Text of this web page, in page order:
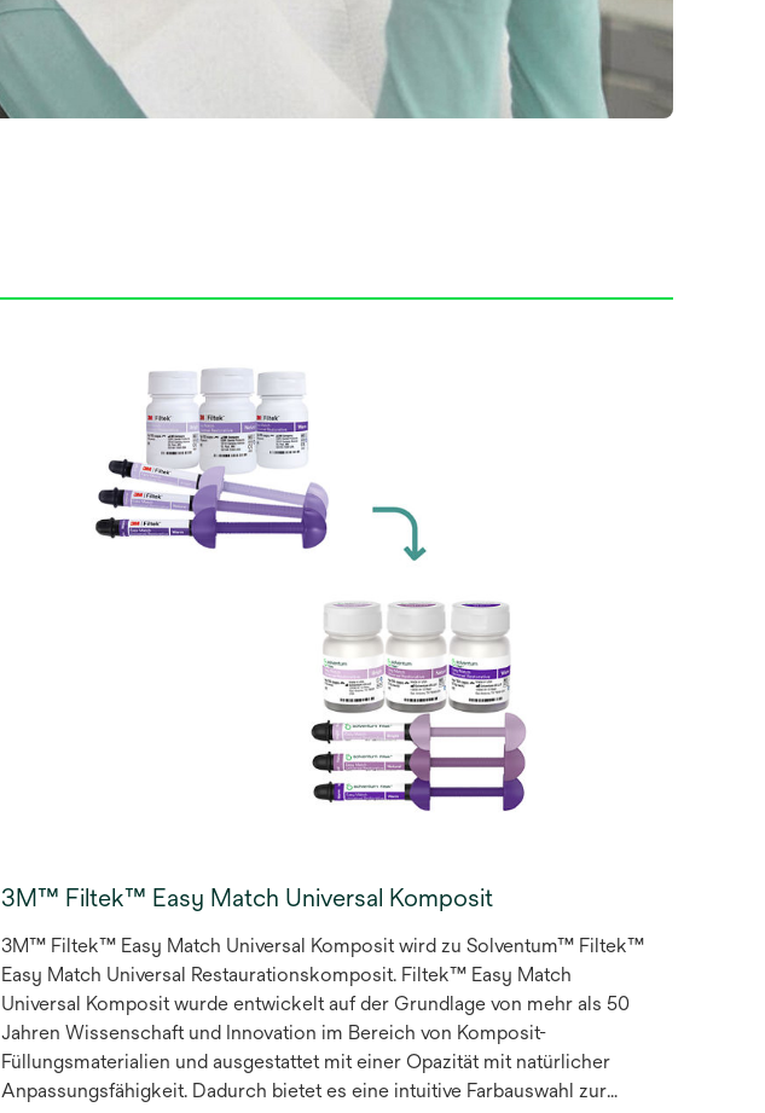
3M™ Filtek™ Easy Match Universal Komposit
3M™ Filtek™ Easy Match Universal Komposit wird zu Solventum™ Filtek™
Easy Match Universal Restaurationskomposit. Filtek™ Easy Match
Universal Komposit wurde entwickelt auf der Grundlage von mehr als 50
Jahren Wissenschaft und Innovation im Bereich von Komposit-
Füllungsmaterialien und ausgestattet mit einer Opazität mit natürlicher
Anpassungsfähigkeit. Dadurch bietet es eine intuitive Farbauswahl zur